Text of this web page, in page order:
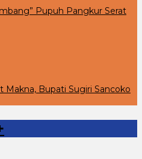
Pupuh Pangkur Serat
Makna, Bupati Sugiri Sancoko